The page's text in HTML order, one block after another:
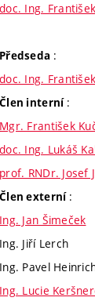
doc. Ing.
Předseda :
doc. Ing.
Člen interní :
Mgr. František
doc. Ing. Lukáš
prof. RNDr. Josef
Člen externí :
Ing. Jan Šimeček
Ing. Jiří Lerch
Ing. Pavel
Ing. Lucie